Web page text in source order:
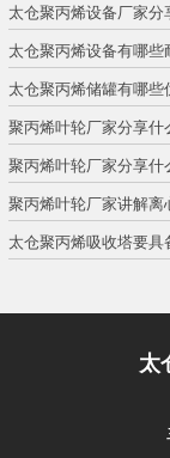
太仓聚丙烯设备厂家分
太仓聚丙烯设备有哪些
太仓聚丙烯储罐有哪些
聚丙烯叶轮厂家分享什
聚丙烯叶轮厂家分享什
聚丙烯叶轮厂家讲解离
太仓聚丙烯吸收塔要具
太